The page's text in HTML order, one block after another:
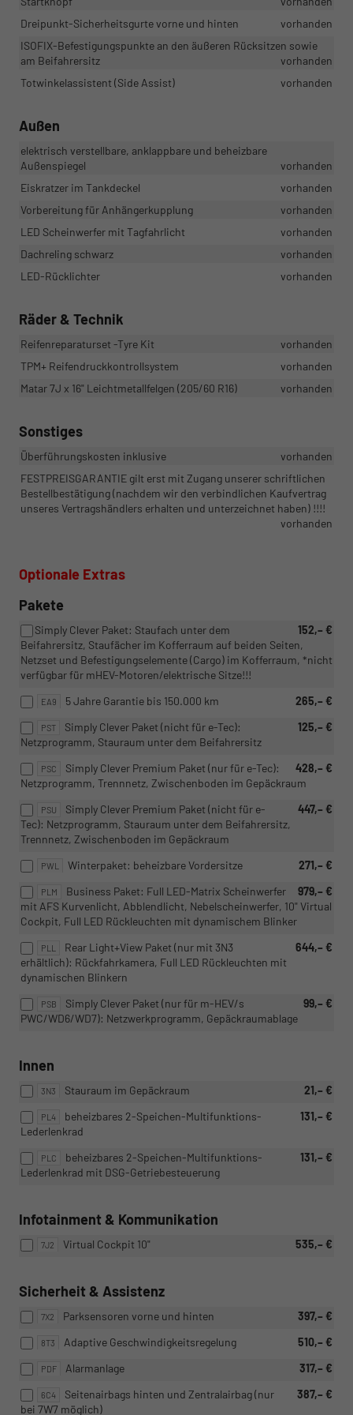
Dreipunkt-Sicherheitsgurte vorne und hinten
vorhanden
ISOFIX-Befestigungspunkte an den äußeren Rücksitzen sowie
am Beifahrersitz
vorhanden
Totwinkelassistent (Side Assist)
vorhanden
Außen
elektrisch verstellbare, anklappbare und beheizbare
Außenspiegel
vorhanden
Eiskratzer im Tankdeckel
vorhanden
Vorbereitung für Anhängerkupplung
vorhanden
LED Scheinwerfer mit Tagfahrlicht
vorhanden
Dachreling schwarz
vorhanden
LED-Rücklichter
vorhanden
Räder & Technik
Reifenreparaturset -Tyre Kit
vorhanden
TPM+ Reifendruckkontrollsystem
vorhanden
Matar 7J x 16" Leichtmetallfelgen (205/60 R16)
vorhanden
Sonstiges
Überführungskosten inklusive
vorhanden
FESTPREISGARANTIE gilt erst mit Zugang unserer schriftlichen
Bestellbestätigung (nachdem wir den verbindlichen Kaufvertrag
unseres Vertragshändlers erhalten und unterzeichnet haben) !!!!
vorhanden
Optionale Extras
Pakete
152,– €
Simply Clever Paket: Staufach unter dem
Beifahrersitz, Staufächer im Kofferraum auf beiden Seiten,
Netzset und Befestigungselemente (Cargo) im Kofferraum, *nicht
verfügbar für mHEV-Motoren/elektrische Sitze!!!
EA9 265,– €
5 Jahre Garantie bis 150.000 km
PST 125,– €
Simply Clever Paket (nicht für e-Tec):
Netzprogramm, Stauraum unter dem Beifahrersitz
PSC 428,– €
Simply Clever Premium Paket (nur für e-Tec):
Netzprogramm, Trennnetz, Zwischenboden im Gepäckraum
PSU 447,– €
Simply Clever Premium Paket (nicht für e-
Tec): Netzprogramm, Stauraum unter dem Beifahrersitz,
Trennnetz, Zwischenboden im Gepäckraum
PWL 271,– €
Winterpaket: beheizbare Vordersitze
PLM 979,– €
Business Paket: Full LED-Matrix Scheinwerfer
mit AFS Kurvenlicht, Abblendlicht, Nebelscheinwerfer, 10" Virtual
Cockpit, Full LED Rückleuchten mit dynamischem Blinker
PLL 644,– €
Rear Light+View Paket (nur mit 3N3
erhältlich): Rückfahrkamera, Full LED Rückleuchten mit
dynamischen Blinkern
PSB 99,– €
Simply Clever Paket (nur für m-HEV/s
PWC/WD6/WD7): Netzwerkprogramm, Gepäckraumablage
Innen
3N3 21,– €
Stauraum im Gepäckraum
PL4 131,– €
beheizbares 2-Speichen-Multifunktions-
Lederlenkrad
PLC 131,– €
beheizbares 2-Speichen-Multifunktions-
Lederlenkrad mit DSG-Getriebesteuerung
Infotainment & Kommunikation
7J2 535,– €
Virtual Cockpit 10"
Sicherheit & Assistenz
7X2 397,– €
Parksensoren vorne und hinten
8T3 510,– €
Adaptive Geschwindigkeitsregelung
PDF 317,– €
Alarmanlage
6C4 387,– €
Seitenairbags hinten und Zentralairbag (nur
bei 7W7 möglich)